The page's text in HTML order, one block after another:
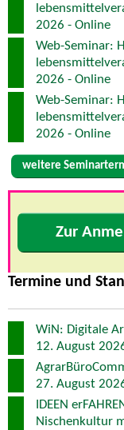
2026 - Online
Web-Seminar:
2026 - Online
Web-Seminar:
2026 - Online
weitere
Zur
Termine und
WiN: Digitale
12. August
27. August
IDEEN
Nischenkultur